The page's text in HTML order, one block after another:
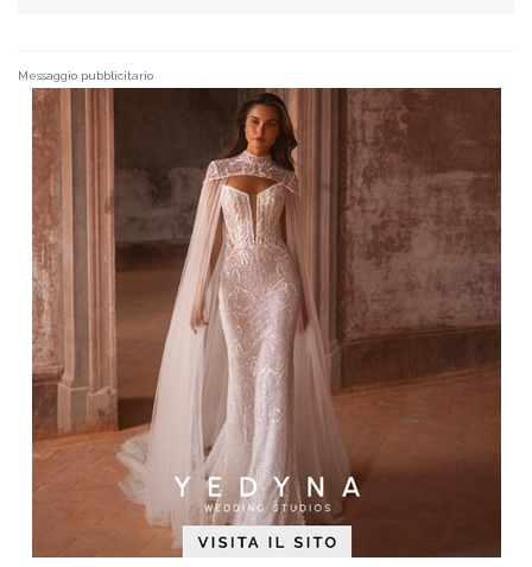
Messaggio pubblicitario